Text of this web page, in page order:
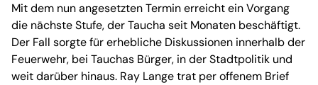
Mit dem nun angesetzten Termin erreicht ein Vorgang
die nächste Stufe, der Taucha seit Monaten beschäftigt.
Der Fall sorgte für erhebliche Diskussionen innerhalb der
Feuerwehr, bei Tauchas Bürger, in der Stadtpolitik und
weit darüber hinaus. Ray Lange trat per offenem Brief